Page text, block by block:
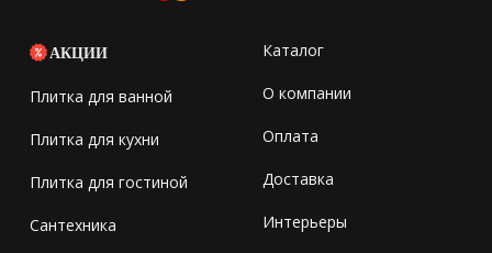
АКЦИИ
Плитка для ванной
Плитка для кухни
Плитка для гостиной
Сантехника
Каталог
О компании
Оплата
Доставка
Интерьеры